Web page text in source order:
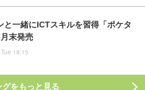
と一緒にICTスキルを習得「ポケタ
末発売
18:15
グをもっと見る